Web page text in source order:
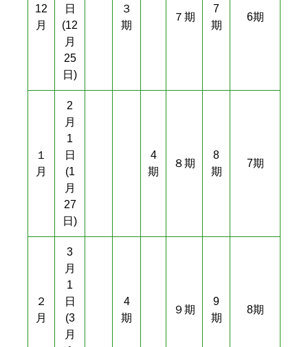
12
月
日
(12
月
25
日)
３
期
７期
7
期
6期
１
月
2
月
1
日
(1
月
27
日)
4
期
８期
8
期
7期
２
月
3
月
1
日
(3
月
4
期
９期
9
期
8期